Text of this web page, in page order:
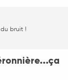
bruit !